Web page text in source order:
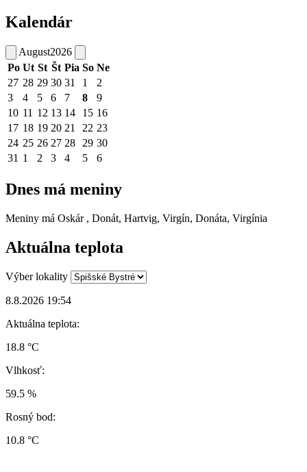
Kalendár
August2026
Po Ut St Št Pia So Ne
27 28 29 30 31 1
2
3
4 5 6 7 8
9
10 11 12 13 14 15 16
17 18 19 20 21 22 23
24 25 26 27 28 29 30
31 1 2 3 4 5 6
Dnes má meniny
Meniny má Oskár , Donát, Hartvig, Virgín, Donáta, Virgínia
Aktuálna teplota
Výber lokality
8.8.2026 19:54
Aktuálna teplota:
18.8 °C
Vlhkosť:
59.5 %
Rosný bod:
10.8 °C